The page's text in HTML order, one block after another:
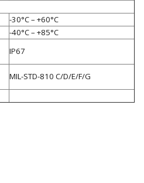
-30°C – +60°C
-40°C – +85°C
IP67
MIL-STD-810 C/D/E/F/G